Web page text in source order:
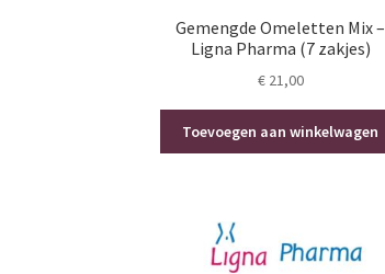
Gemengde Omeletten Mix –
Ligna Pharma (7 zakjes)
€21,00
Toevoegen aan winkelwagen